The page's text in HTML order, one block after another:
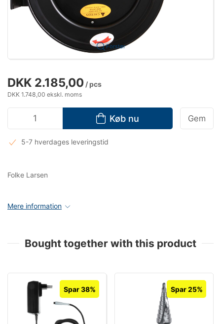
Forstør
DKK 2.185,00 / pcs
DKK 1.748,00 ekskl. moms
Køb nu Gem
5-7 hverdages leveringstid
Folke Larsen
Mere information
Bought together with this product
Spar 38% Spar 25%